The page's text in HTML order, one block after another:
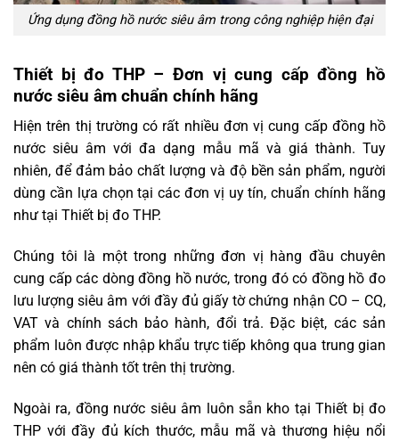
Ứng dụng đồng hồ nước siêu âm trong công nghiệp hiện đại
Thiết bị đo THP – Đơn vị cung cấp đồng hồ
nước siêu âm chuẩn chính hãng
Hiện trên thị trường có rất nhiều đơn vị cung cấp đồng hồ
nước siêu âm với đa dạng mẫu mã và giá thành. Tuy
nhiên, để đảm bảo chất lượng và độ bền sản phẩm, người
dùng cần lựa chọn tại các đơn vị uy tín, chuẩn chính hãng
như tại Thiết bị đo THP.
Chúng tôi là một trong những đơn vị hàng đầu chuyên
cung cấp các dòng đồng hồ nước, trong đó có đồng hồ đo
lưu lượng siêu âm với đầy đủ giấy tờ chứng nhận CO – CQ,
VAT và chính sách bảo hành, đổi trả. Đặc biệt, các sản
phẩm luôn được nhập khẩu trực tiếp không qua trung gian
nên có giá thành tốt trên thị trường.
Ngoài ra, đồng nước siêu âm luôn sẵn kho tại Thiết bị đo
THP với đầy đủ kích thước, mẫu mã và thương hiệu nổi